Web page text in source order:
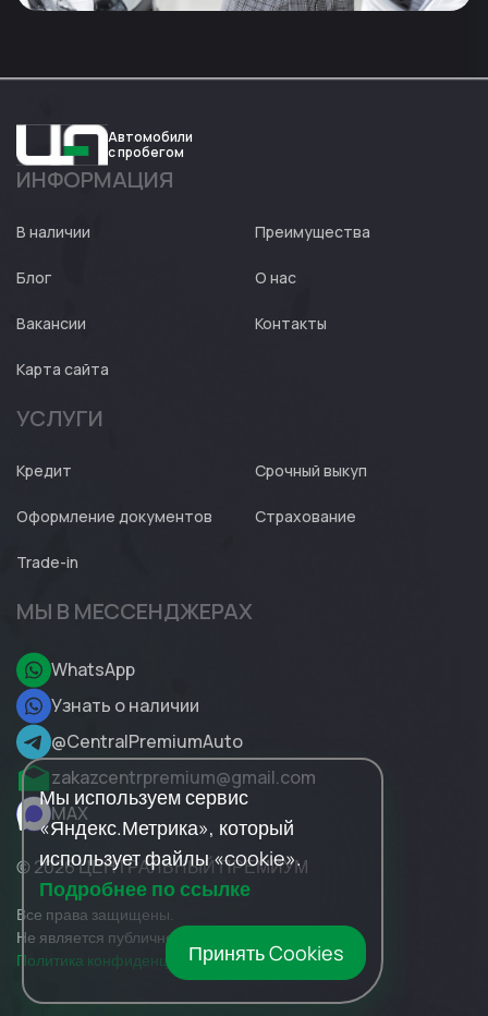
Авто
Автомобили
с пробегом
ИНФОРМАЦИЯ
В наличии Преимущества
Блог О нас
Вакансии Контакты
Карта сайта
УСЛУГИ
Кредит Срочный выкуп
Оформление документов Страхование
Trade-in
МЫ В МЕССЕНДЖЕРАХ
WhatsApp
Узнать о наличии
@CentralPremiumAuto
zakazcentrpremium@gmail.com
MAX
© 2026 ЦЕНТРАЛЬНЫЙ ПРЕМИУМ
Все права защищены.
Не является публичной офертой.
Политика конфиденциальности
Мы используем сервис
«Яндекс.Метрика», который
использует файлы «cookie».
Подробнее по ссылке
Принять Cookies